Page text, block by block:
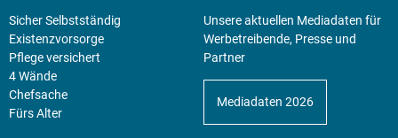
Sicher Selbstständig
Existenz­vorsorge
Pflege versichert
4 Wände
Chefsache
Fürs Alter
Unsere aktuellen Mediadaten für
Werbetreibende, Presse und
Partner
Mediadaten 2026